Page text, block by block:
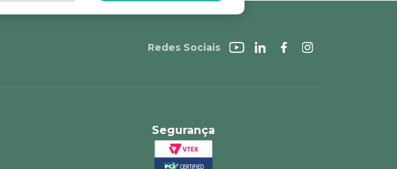
Redes Sociais
Segurança